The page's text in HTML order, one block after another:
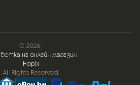
© 2026
на онлайн магазин
Hopix
. All Rights Reserved.